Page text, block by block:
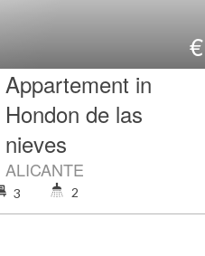
€
Appartement in
Hondon de las
nieves
ALICANTE
3 2